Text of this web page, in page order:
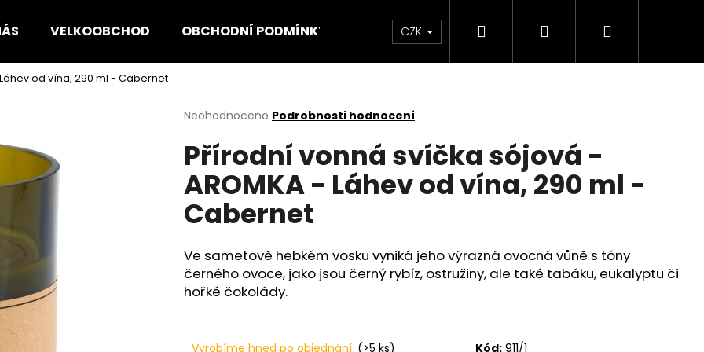
VELKOOBCHOD OBCHODNÍ PODMÍNKY KONTAKTY
CZK Hledat PřihlášeníNákupní
od vína, 290 ml - Cabernet
Průměrné
produktu
je
0,0
z
5
hvězdiček.
Neohodnoceno Podrobnosti hodnocení
Přírodní vonná svíčka sójová -
AROMKA - Láhev od vína, 290 ml -
Cabernet
Ve sametově hebkém vosku vyniká jeho výrazná ovocná vůně s tóny
černého ovoce, jako jsou černý rybíz, ostružiny, ale také tabáku, eukalyptu či
hořké čokolády.
Vyrobíme hned po objednání (>5 ks) Kód: 911/1
Co potřebujete najít?
HLEDAT
Následující